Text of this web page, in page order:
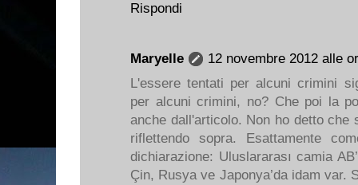
Rispondi
Maryelle
12 novembre 2012 alle
L'essere tentati per alcuni crimini
per alcuni crimini, no? Che poi la
anche dall'articolo. Non ho detto
riflettendo sopra. Esattamente
dichiarazione: Uluslararası camia
Çin, Rusya ve Japonya’da idam var.